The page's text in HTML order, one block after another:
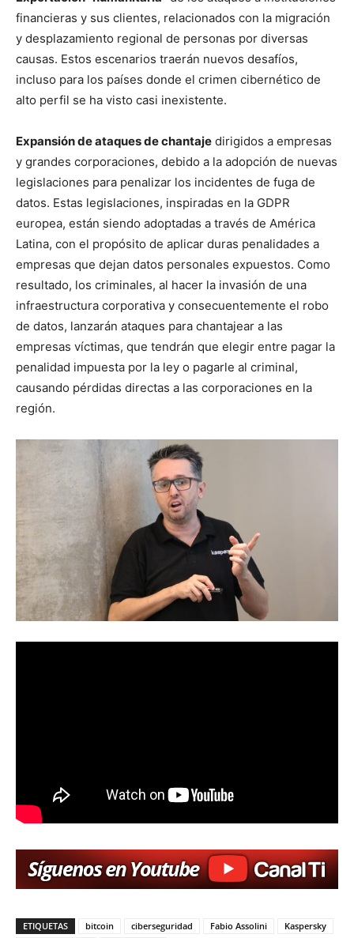
financieras y sus clientes, relacionados con la migración
y desplazamiento regional de personas por diversas
causas. Estos escenarios traerán nuevos desafíos,
incluso para los países donde el crimen cibernético de
alto perfil se ha visto casi inexistente.
Expansión de ataques de chantaje dirigidos a empresas
y grandes corporaciones, debido a la adopción de nuevas
legislaciones para penalizar los incidentes de fuga de
datos. Estas legislaciones, inspiradas en la GDPR
europea, están siendo adoptadas a través de América
Latina, con el propósito de aplicar duras penalidades a
empresas que dejan datos personales expuestos. Como
resultado, los criminales, al hacer la invasión de una
infraestructura corporativa y consecuentemente el robo
de datos, lanzarán ataques para chantajear a las
empresas víctimas, que tendrán que elegir entre pagar la
penalidad impuesta por la ley o pagarle al criminal,
causando pérdidas directas a las corporaciones en la
región.
ETIQUETAS bitcoin ciberseguridad Fabio Assolini
Kaspersky